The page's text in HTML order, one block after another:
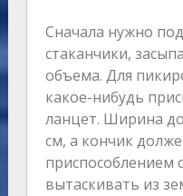
Сначала нужно
стаканчики,
объема. Для
какое-нибудь
ланцет. Ширина
см, а кончик
приспособлением
вытаскивать из